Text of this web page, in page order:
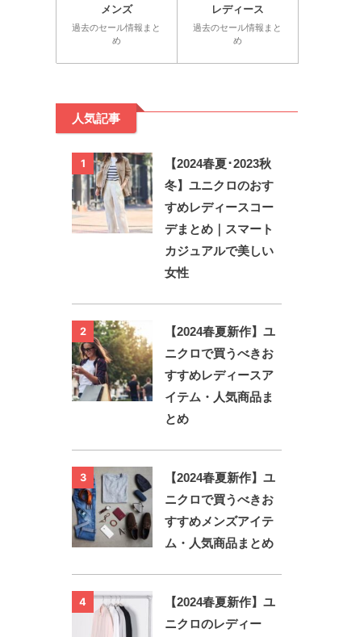
メンズ
過去のセール情報まと
め
レディース
過去のセール情報まと
め
人気記事
1
【2024春夏･2023秋
冬】ユニクロのおす
すめレディースコー
デまとめ｜スマート
カジュアルで美しい
女性
2
【2024春夏新作】ユ
ニクロで買うべきお
すすめレディースア
イテム・人気商品ま
とめ
3
【2024春夏新作】ユ
ニクロで買うべきお
すすめメンズアイテ
ム・人気商品まとめ
4
【2024春夏新作】ユ
ニクロのレディー